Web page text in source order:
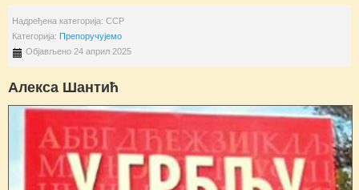
Надређена категорија: ССР
Категорија: Препоручујемо
Објављено 24 април 2025
Алекса Шантић